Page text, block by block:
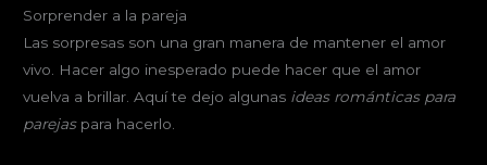
Sorprender a la pareja
Las sorpresas son una gran manera de mantener el amor
vivo. Hacer algo inesperado puede hacer que el amor
vuelva a brillar. Aquí te dejo algunas ideas románticas para
parejaspara hacerlo.